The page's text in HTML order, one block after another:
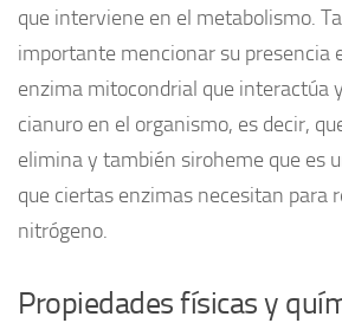
que interviene en el metabolismo.
importante mencionar su presencia
enzima mitocondrial que interactúa
cianuro en el organismo, es decir,
elimina y también siroheme que es
que ciertas enzimas necesitan para
nitrógeno.
Propiedades físicas y